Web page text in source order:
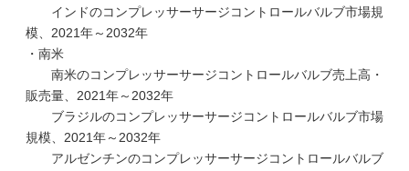
インドのコンプレッサーサージコントロールバルブ市場規
模、2021年～2032年
・南米
南米のコンプレッサーサージコントロールバルブ売上高・
販売量、2021年～2032年
ブラジルのコンプレッサーサージコントロールバルブ市場
規模、2021年～2032年
アルゼンチンのコンプレッサーサージコントロールバルブ